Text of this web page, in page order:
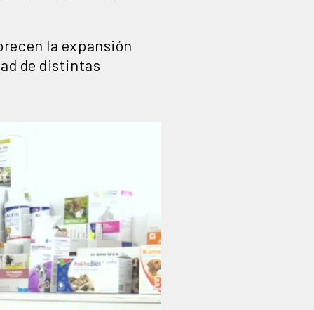
la expansión
de distintas